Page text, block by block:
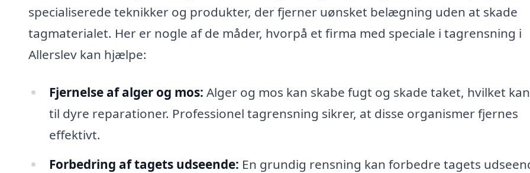
specialiserede teknikker og produkter, der fjerner uønsket belægning uden at skade
tagmaterialet. Her er nogle af de måder, hvorpå et firma med speciale i tagrensning i
Allerslev kan hjælpe:
Fjernelse af alger og mos: Alger og mos kan skabe fugt og skade taket, hvilket
til dyre reparationer. Professionel tagrensning sikrer, at disse organismer fjernes
effektivt.
Forbedring af tagets udseende: En grundig rensning kan forbedre tagets